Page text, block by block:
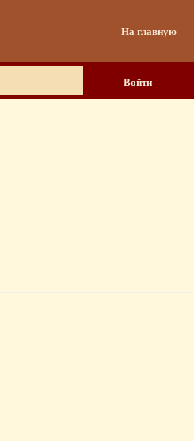
На главную
Войти